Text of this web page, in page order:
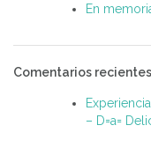
En
Comentarios recientes
– D=a=